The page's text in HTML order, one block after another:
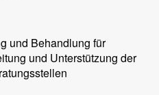
und Behandlung für
und Unterstützung der